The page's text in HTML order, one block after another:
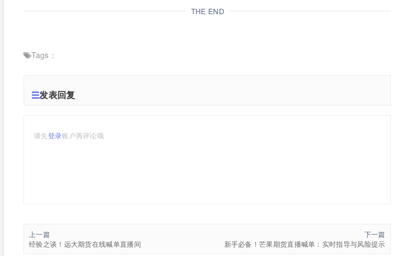
THE END
Tags：
发表回复
请先登录账户再评论哦
上一篇
经验之谈！远大期货在线喊单直播间
下一篇
新手必备！芒果期货直播喊单：实时指导与风险提示